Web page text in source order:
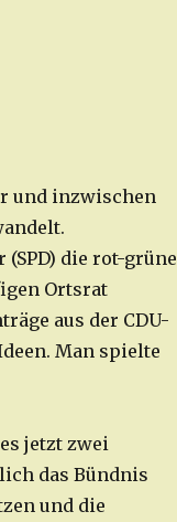
und inzwischen
die rot-grüne
Ortsrat
aus der CDU-
Man spielte
jetzt zwei
das Bündnis
und die